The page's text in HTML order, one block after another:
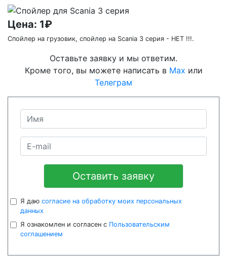
Цена: 1₽
Спойлер на грузовик, спойлер на Scania 3 серия - НЕТ !!!.
Оставьте заявку и мы ответим.
Кроме того, вы можете написать в Max или
Телеграм
Оставить заявку
Я даю согласие на обработку моих персональных
данных
Я ознакомлен и согласен с Пользовательским
соглашением